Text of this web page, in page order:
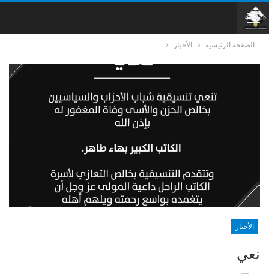
الصفحة الرئيسية الأخبار
الأخبار
نعي